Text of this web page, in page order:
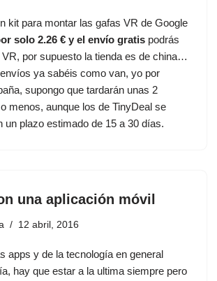
kit para montar las gafas VR de Google
solo 2.26 € y el envío gratis podrás
por supuesto la tienda es de china…
ya sabéis como van, yo por
supongo que tardarán unas 2
menos, aunque los de TinyDeal se
un plazo estimado de 15 a 30 días.
una aplicación móvil
12 abril, 2016
apps y de la tecnología en general
hay que estar a la ultima siempre pero